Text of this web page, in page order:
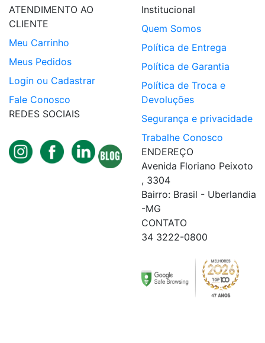
ATENDIMENTO AO
CLIENTE
Meu Carrinho
Meus Pedidos
Login ou Cadastrar
Fale Conosco
REDES SOCIAIS
Institucional
Quem Somos
Política de Entrega
Política de Garantia
Política de Troca e
Devoluções
Segurança e privacidade
Trabalhe Conosco
ENDEREÇO
Avenida Floriano Peixoto
, 3304
Bairro: Brasil - Uberlandia
-MG
CONTATO
34 3222-0800